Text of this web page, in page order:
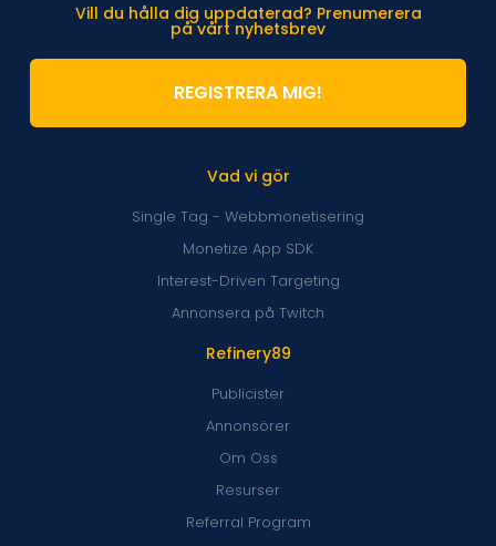
Refinery89
Publicister
Annonsörer
Om Oss
Resurser
Referral Program
Vad vi gör
Single Tag - Webbmonetisering
Monetize App SDK
Interest-Driven Targeting
Annonsera på Twitch
Vill du hålla dig uppdaterad? Prenumerera
på vårt nyhetsbrev
REGISTRERA MIG!